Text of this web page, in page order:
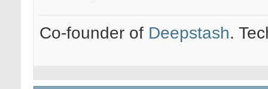
Co-founder of Deepstash.